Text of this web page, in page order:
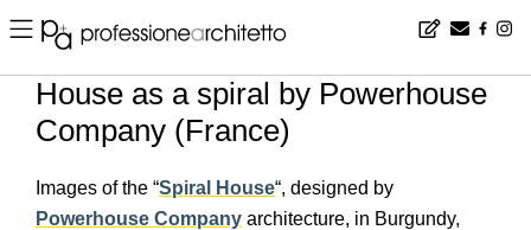
Home ▪ news ▪ en ▪ House as a spiral by Powerhouse Company (France)
House as a spiral by Powerhouse
Company (France)
Images of the “Spiral House“, designed by
Powerhouse Company architecture, in Burgundy,